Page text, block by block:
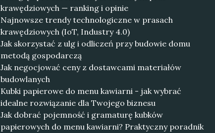
krawędziowych — ranking i opinie
Najnowsze trendy technologiczne w prasach
krawędziowych (IoT, Industry 4.0)
Jak skorzystać z ulg i odliczeń przy budowie domu
metodą gospodarczą
Jak negocjować ceny z dostawcami materiałów
budowlanych
Kubki papierowe do menu kawiarni - jak wybrać
idealne rozwiązanie dla Twojego biznesu
Jak dobrać pojemność i gramaturę kubków
papierowych do menu kawiarni? Praktyczny poradnik